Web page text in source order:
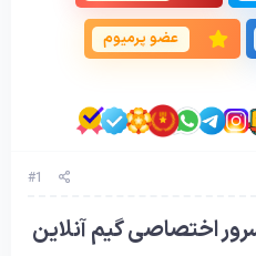
عضو پرمیوم
#1
اختصاصی گیم آنلاین